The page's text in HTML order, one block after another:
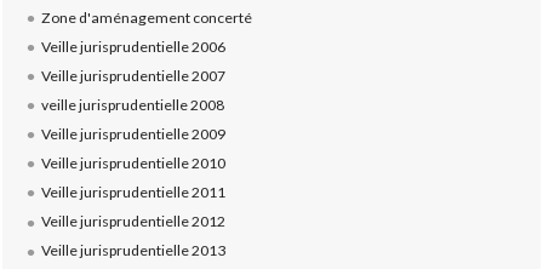
Zone d'aménagement concerté
Veille jurisprudentielle 2006
Veille jurisprudentielle 2007
veille jurisprudentielle 2008
Veille jurisprudentielle 2009
Veille jurisprudentielle 2010
Veille jurisprudentielle 2011
Veille jurisprudentielle 2012
Veille jurisprudentielle 2013